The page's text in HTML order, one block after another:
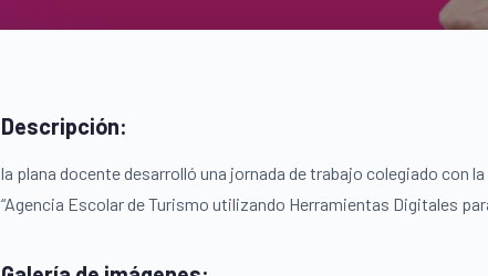
Descripción:
la plana docente desarrolló una jornada de trabajo colegiado con
“Agencia Escolar de Turismo utilizando Herramientas Digitales